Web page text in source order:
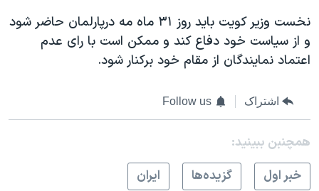
نخست وزير کويت بايد روز ۳۱ ماه مه درپارلمان حاضر شود
و از سياست خود دفاع کند و ممکن است با رای عدم
اعتماد نمايندگان از مقام خود برکنار شود.
اشتراک Follow us
همچنبن ببینید:
خبر اول
گزيده‌ها ايران